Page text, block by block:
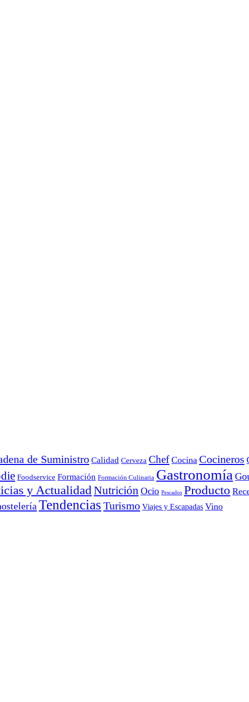
de Suministro Calidad Cerveza Chef Cocina Cocineros
Foodservice Formación Formación Culinaria Gastronomía
y Actualidad Nutrición Ocio Pescados Producto
Tendencias Turismo Viajes y Escapadas Vino